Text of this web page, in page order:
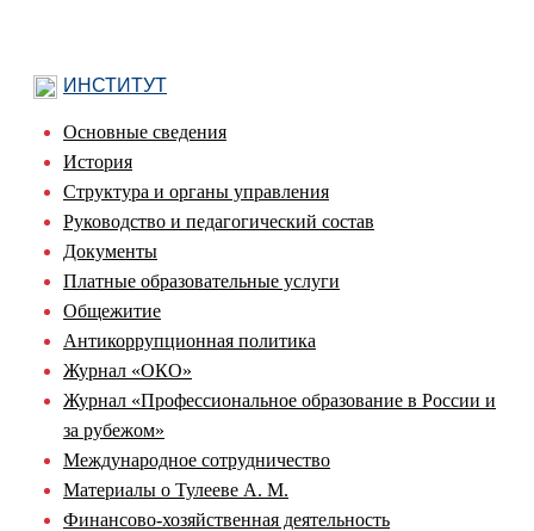
ИНСТИТУТ
Основные сведения
История
Структура и органы управления
Руководство и педагогический состав
Документы
Платные образовательные услуги
Общежитие
Антикоррупционная политика
Журнал «ОКО»
Журнал «Профессиональное образование в России и
за рубежом»
Международное сотрудничество
Материалы о Тулееве А. М.
Финансово-хозяйственная деятельность